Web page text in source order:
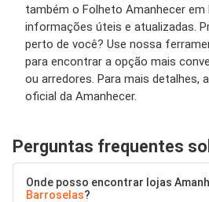
também o Folheto Amanhecer em
informações úteis e atualizadas.
perto de você? Use nossa
para encontrar a opção mais
ou arredores. Para mais detalhes,
oficial da Amanhecer.
Perguntas frequentes
Onde posso encontrar lojas
Barroselas?